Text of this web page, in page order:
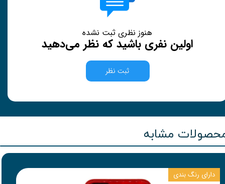
هنوز نظری ثبت نشده
اولین نفری باشید که نظر می‌دهید
ثبت نظر
مشابه
دارای رنگ بندی